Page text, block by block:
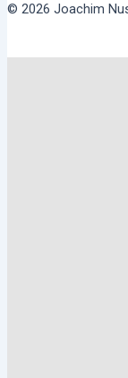
© 2026 Joachim